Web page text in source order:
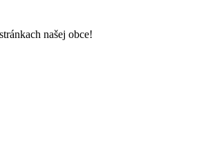
našej obce!